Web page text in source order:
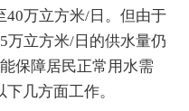
40万立方米/日。但由于
万立方米/日的供水量仍
保障居民正常用水需
几方面工作。